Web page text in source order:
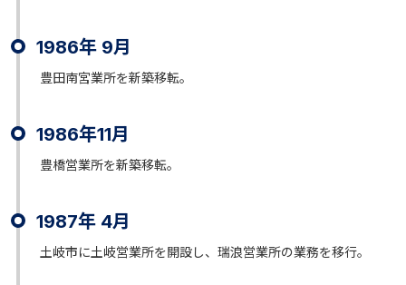
1986年 9月
豊田南宮業所を新築移転。
1986年11月
豊橋営業所を新築移転。
1987年 4月
土岐市に土岐営業所を開設し、瑞浪営業所の業務を移行。